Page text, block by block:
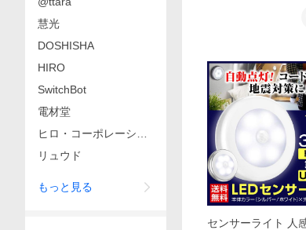
センサーライト 人
慧光
DOSHISHA
HIRO
SwitchBot
電材堂
ヒロ・コーポレーショ
ン
リュウド
もっと見る